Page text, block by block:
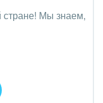
стране! Мы знаем,